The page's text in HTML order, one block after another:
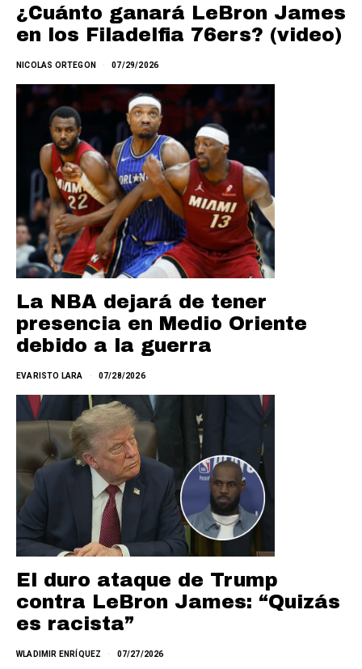
¿Cuánto ganará LeBron James
en los Filadelfia 76ers? (video)
NICOLAS ORTEGON 07/29/2026
La NBA dejará de tener
presencia en Medio Oriente
debido a la guerra
EVARISTO LARA 07/28/2026
El duro ataque de Trump
contra LeBron James: “Quizás
es racista”
WLADIMIR ENRÍQUEZ 07/27/2026